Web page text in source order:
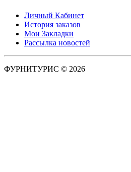
Личный Кабинет
История заказов
Мои Закладки
Рассылка новостей
ФУРНИТУРИС © 2026